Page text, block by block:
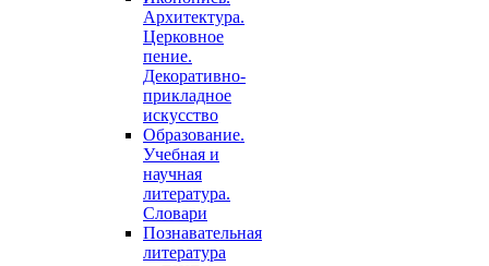
Архитектура.
Церковное
пение.
Декоративно-
прикладное
искусство
Образование.
Учебная и
научная
литература.
Словари
Познавательная
литература